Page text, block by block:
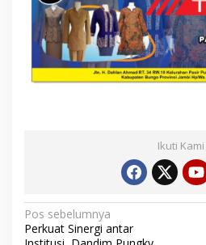
Ikuti Kami
N
Pos sebelumnya
Perkuat Sinergi antar